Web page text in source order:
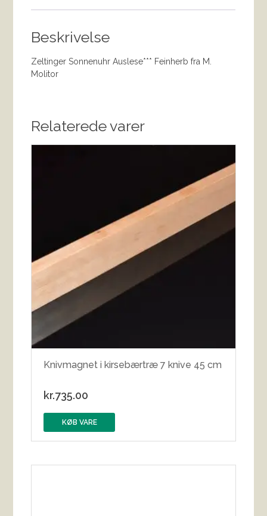
Beskrivelse
Zeltinger Sonnenuhr Auslese*** Feinherb fra M.
Molitor
Relaterede varer
Knivmagnet i kirsebærtræ 7 knive 45 cm
kr.735.00
KØB VARE